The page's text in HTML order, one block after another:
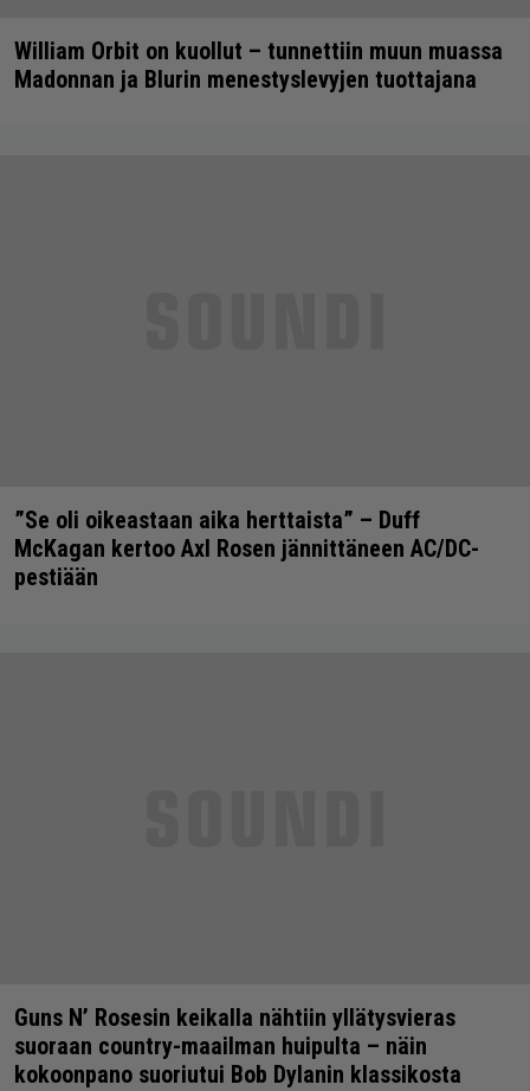
William Orbit on kuollut – tunnettiin muun muassa
Madonnan ja Blurin menestyslevyjen tuottajana
”Se oli oikeastaan aika herttaista” – Duff
McKagan kertoo Axl Rosen jännittäneen AC/DC-
pestiään
Guns N’ Rosesin keikalla nähtiin yllätysvieras
suoraan country-maailman huipulta – näin
kokoonpano suoriutui Bob Dylanin klassikosta